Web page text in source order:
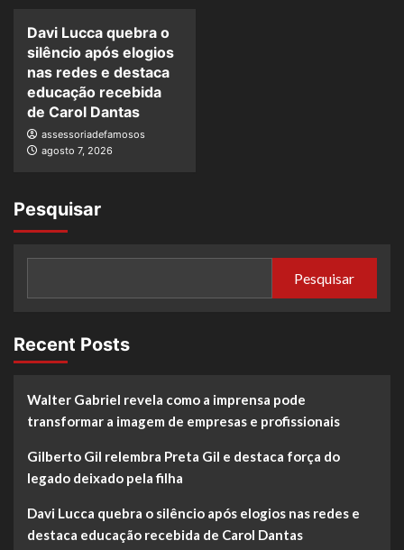
Davi Lucca quebra o
silêncio após elogios
nas redes e destaca
educação recebida
de Carol Dantas
assessoriadefamosos
agosto 7, 2026
Pesquisar
Pesquisar
Recent Posts
Walter Gabriel revela como a imprensa pode
transformar a imagem de empresas e profissionais
Gilberto Gil relembra Preta Gil e destaca força do
legado deixado pela filha
Davi Lucca quebra o silêncio após elogios nas redes e
destaca educação recebida de Carol Dantas